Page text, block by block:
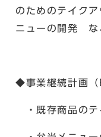
のためのテイク
ニューの開発 な
◆事業継続計画（
・既存商品のテ